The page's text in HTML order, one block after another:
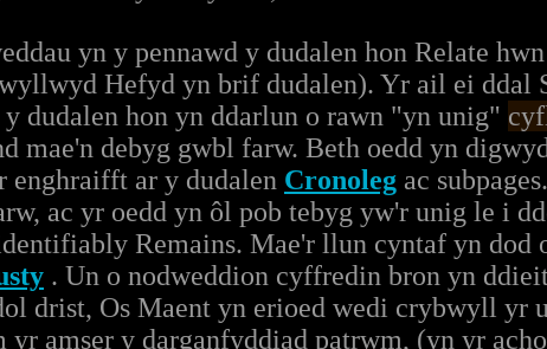
yn y pennawd y dudalen hon Relate
Hefyd yn brif dudalen). Yr ail ei ddal
dudalen hon yn ddarlun o rawn "yn unig"
mae'n debyg gwbl farw. Beth oedd yn
ar y dudalen Cronoleg ac
ac yr oedd yn ôl pob tebyg yw'r unig le i
Remains. Mae'r llun cyntaf yn dod
. Un o nodweddion cyffredin bron yn
drist, Os Maent yn erioed wedi crybwyll yr
amser y darganfyddiad patrwm, (yn yr